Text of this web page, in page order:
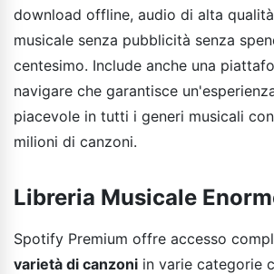
download offline, audio di alta
musicale senza pubblicità senza
centesimo. Include anche una
navigare che garantisce
piacevole in tutti i generi musicali
milioni di canzoni.
Libreria Musicale
Spotify Premium offre accesso
varietà di canzoni in varie categorie